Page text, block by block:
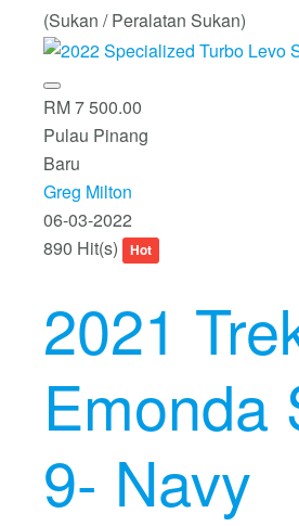
(Sukan / Peralatan Sukan)
RM 7 500.00
Pulau Pinang
Baru
Greg Milton
06-03-2022
890 Hit(s)
Hot
2021
Emonda
9- Navy